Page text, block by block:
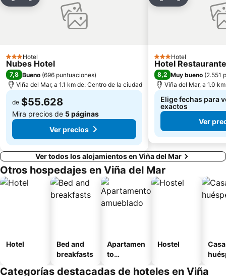
Plaza Libertador Bernardo OHiggins
Arco Británico
Pablo Neruda
3 Estrellas
Hotel
Nubes Hotel
7,8 Bueno (696 puntuaciones)
Viña del Mar, a 1.1 km de: Centro de la ciudad
de $55.628
Mira precios de 5 páginas
Ver precios
3 Estrellas
Hotel
Hotel
8,2 Muy bueno (2.551
Viña del Mar, a 1.0
Elige fechas para
exactos
Ver
Ver todos los alojamientos en Viña del Mar
Otros hospedajes en Viña del Mar
Hotel
Bed and
breakfasts
Apartamen
to
Hostel
Categorías destacadas de hoteles en Viña